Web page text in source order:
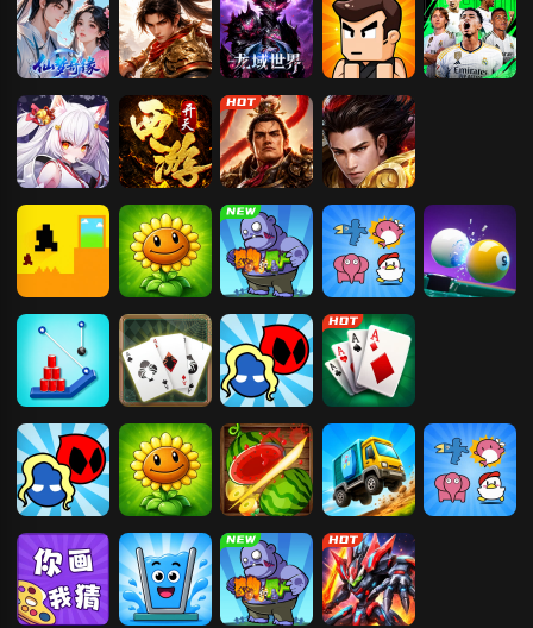
仙梦奇缘 梦回江湖 龙域世界 疯狂宝贝
暮光召唤师 开天西游 霸者归来 霸者天下
只有一道门
植物大战僵尸
2
合成植物打僵
尸
宠物连连看
割绳子 蜘蛛纸牌 红蓝大冒险 纸牌接龙
红蓝大冒险
植物大战僵尸
2
切水果3D版 疯狂赛车